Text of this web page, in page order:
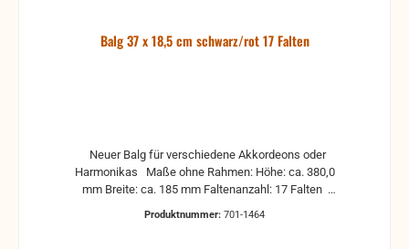
Balg 37 x 18,5 cm schwarz/rot 17 Falten
Harmonikas Maße ohne Rahmen: Höhe: ca. 380,0
mm Breite: ca. 185 mm Faltenanzahl: 17 Falten
Produktnummer: 701-1464